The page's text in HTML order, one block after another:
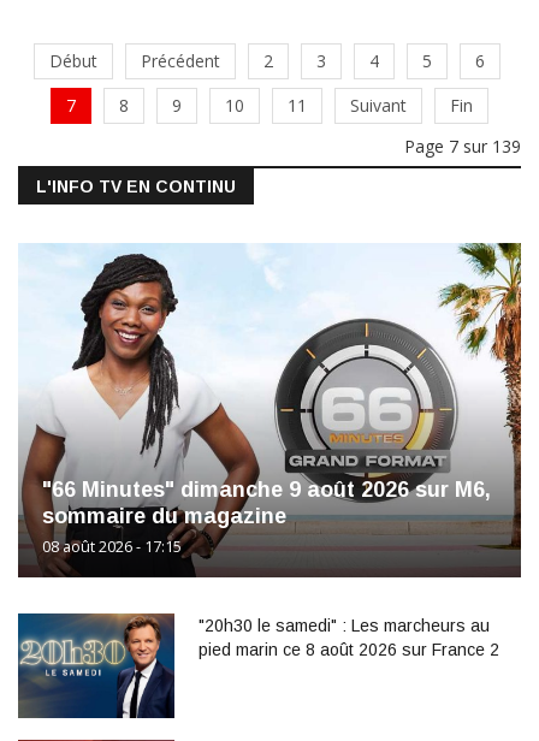
Début Précédent 2 3 4 5
6
7
8 9 10 11 Suivant
Fin
Page 7 sur 139
L'INFO TV EN CONTINU
"66 Minutes" dimanche 9 août 2026 sur M6,
sommaire du magazine
08 août 2026 - 17:15
"20h30 le samedi" : Les marcheurs au
pied marin ce 8 août 2026 sur France 2